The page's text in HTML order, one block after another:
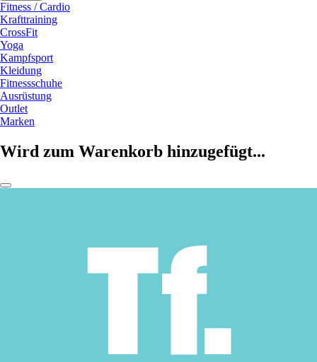
Fitness / Cardio
Krafttraining
CrossFit
Yoga
Kampfsport
Kleidung
Fitnessschuhe
Ausrüstung
Outlet
Marken
Wird zum Warenkorb hinzugefügt...